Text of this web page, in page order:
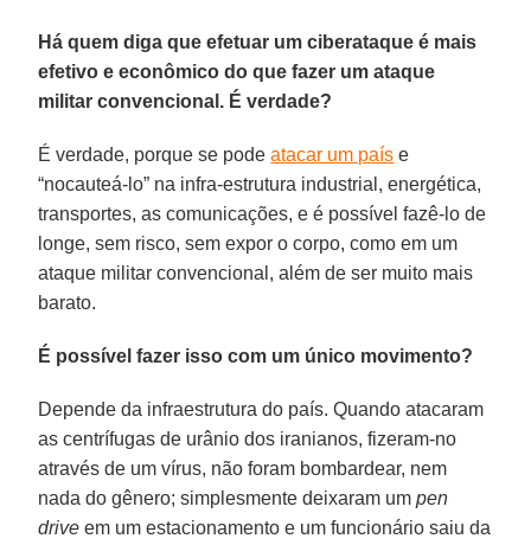
Há quem diga que efetuar um ciberataque é mais
efetivo e econômico do que fazer um ataque
militar convencional. É verdade?
É verdade, porque se podeatacar um país e
“nocauteá-lo” na infra-estrutura industrial, energética,
transportes, as comunicações, e é possível fazê-lo de
longe, sem risco, sem expor o corpo, como em um
ataque militar convencional, além de ser muito mais
barato.
É possível fazer isso com um único movimento?
Depende da infraestrutura do país. Quando atacaram
as centrífugas de urânio dos iranianos, fizeram-no
através de um vírus, não foram bombardear, nem
nada do gênero; simplesmente deixaram umpen
drive em um estacionamento e um funcionário saiu da